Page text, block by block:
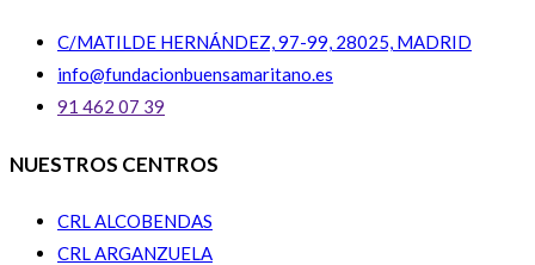
C/MATILDE HERNÁNDEZ, 97-99, 28025, MADRID
info@fundacionbuensamaritano.es
91 462 07 39
NUESTROS CENTROS
CRL ALCOBENDAS
CRL ARGANZUELA